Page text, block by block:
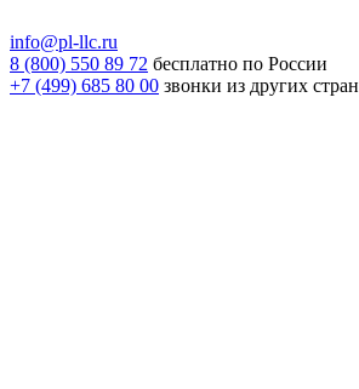
info@pl-llc.ru
8 (800) 550 89 72 бесплатно по России
+7 (499) 685 80 00 звонки из других стран